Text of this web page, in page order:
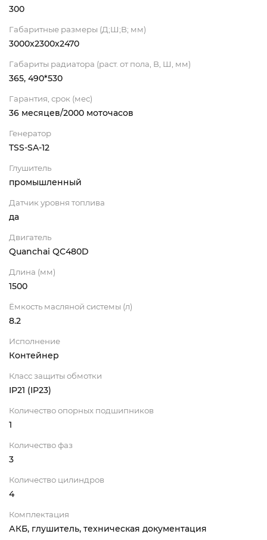
300
Габаритные размеры (Д;Ш;В; мм)
3000x2300x2470
Габариты радиатора (раст. от пола, В, Ш, мм)
365, 490*530
Гарантия, срок (мес)
36 месяцев/2000 моточасов
Генератор
TSS-SA-12
Глушитель
промышленный
Датчик уровня топлива
да
Двигатель
Quanchai QC480D
Длина (мм)
1500
Ёмкость масляной системы (л)
8.2
Исполнение
Контейнер
Класс защиты обмотки
IP21 (IP23)
Количество опорных подшипников
1
Количество фаз
3
Количество цилиндров
4
Комплектация
АКБ, глушитель, техническая документация